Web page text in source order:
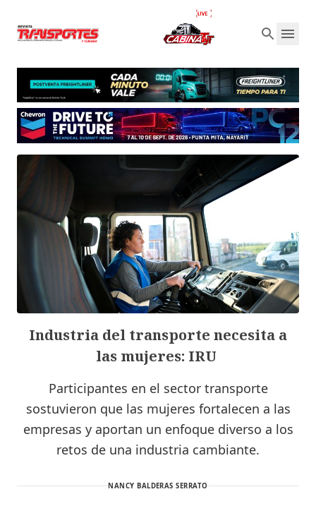
Industria del transporte necesita a
las mujeres: IRU
Participantes en el sector transporte
sostuvieron que las mujeres fortalecen a las
empresas y aportan un enfoque diverso a los
retos de una industria cambiante.
NANCY BALDERAS SERRATO